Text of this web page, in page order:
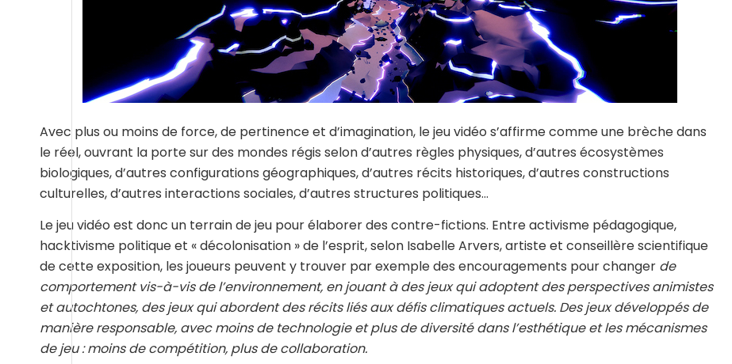
Avec plus ou moins de force, de pertinence et d’imagination, le jeu vidéo s’affirme comme une brèche dans
le réel, ouvrant la porte sur des mondes régis selon d’autres règles physiques, d’autres écosystèmes
biologiques, d’autres configurations géographiques, d’autres récits historiques, d’autres constructions
culturelles, d’autres interactions sociales, d’autres structures politiques…
Le jeu vidéo est donc un terrain de jeu pour élaborer des contre-fictions. Entre activisme pédagogique,
hacktivisme politique et « décolonisation » de l’esprit, selon Isabelle Arvers, artiste et conseillère scientifique
de cette exposition, les joueurs peuvent y trouver par exemple des encouragements pour changer de
comportement vis-à-vis de l’environnement, en jouant à des jeux qui adoptent des perspectives animistes
et autochtones, des jeux qui abordent des récits liés aux défis climatiques actuels. Des jeux développés de
manière responsable, avec moins de technologie et plus de diversité dans l’esthétique et les mécanismes
de jeu : moins de compétition, plus de collaboration.